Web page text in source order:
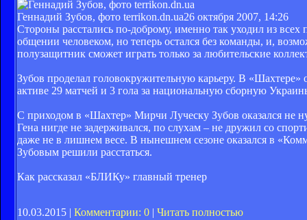
Геннадий Зубов, фото terrikon.dn.ua26 октября 2007, 14:26
Стороны расстались по-доброму, именно так уходил из
общении человеком, но теперь остался без команды, и,
полузащитник сможет играть только за любительские
Зубов проделал головокружительную карьеру. В «Шахтере»
активе 29 матчей и 3 гола за национальную сборную
С приходом в «Шахтер» Мирчи Луческу Зубов оказался не
Гена нигде не задерживался, по слухам – не дружил со
даже не в лишнем весе. В нынешнем сезоне оказался в
Зубовым решили расстаться.
Как рассказал «БЛИКу» главный тренер
10.03.2015 | Комментарии: 0 | Читать полностью